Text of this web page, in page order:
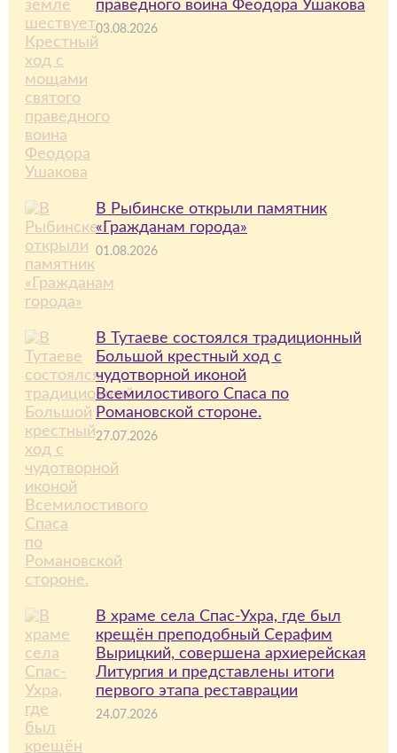
праведного воина Феодора Ушакова
03.08.2026
В Рыбинске открыли памятник
«Гражданам города»
01.08.2026
В Тутаеве состоялся традиционный
Большой крестный ход с
чудотворной иконой
Всемилостивого Спаса по
Романовской стороне.
27.07.2026
В храме села Спас-Ухра, где был
крещён преподобный Серафим
Вырицкий, совершена архиерейская
Литургия и представлены итоги
первого этапа реставрации
24.07.2026